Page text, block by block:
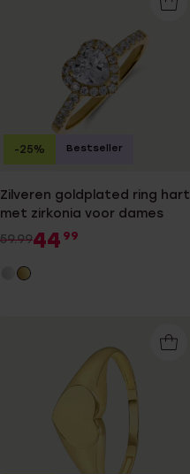
Zilveren goldplated ring hart
met zirkonia voor dames
59.9944 99
-25% Bestseller